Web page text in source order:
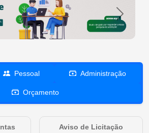
Next
Pessoal Administração
Orçamento
Aviso de Licitação